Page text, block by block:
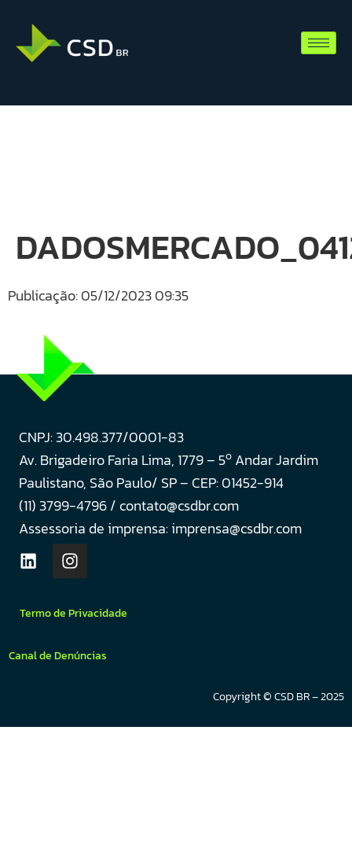
Publicação: 05/12/2023 09:35
CNPJ: 30.498.377/0001-83
Av. Brigadeiro Faria Lima, 1779 – 5o Andar Jardim
Paulistano, São Paulo/ SP – CEP: 01452-914
(11) 3799-4796 / contato@csdbr.com
Assessoria de imprensa: imprensa@csdbr.com
Termo de Privacidade
Canal de Denúncias
Copyright © CSD BR – 2025